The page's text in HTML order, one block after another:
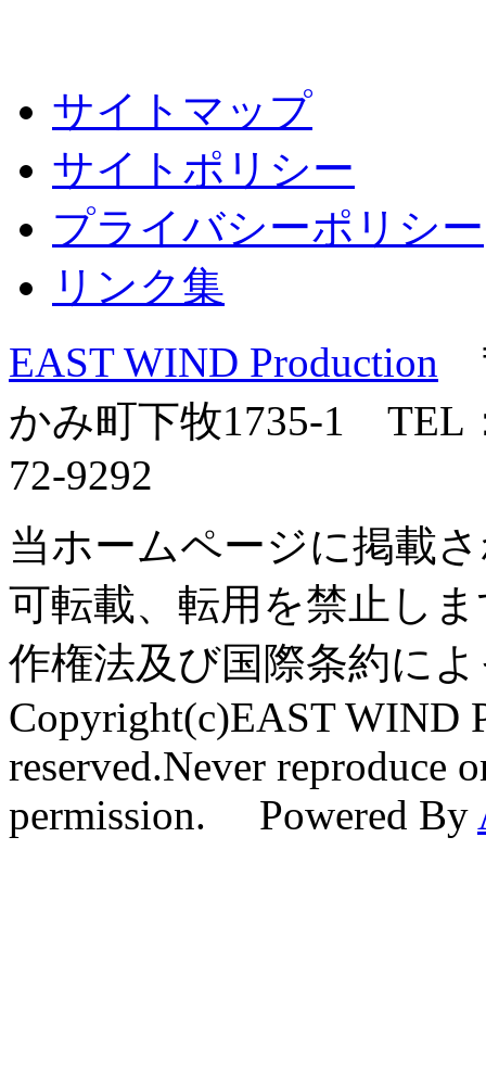
サイトマップ
サイトポリシー
プライバシーポリシー
リンク集
EAST WIND Production
かみ町下牧1735-1 TEL
72-9292
当ホームページに掲載
可転載、転用を禁止し
作権法及び国際条約に
Copyright(c)EAST WIND
reserved.Never reproduce
permission. Powered By